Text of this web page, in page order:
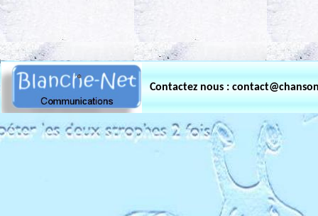
Contactez nous :